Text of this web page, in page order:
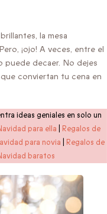
la mesa
¡ojo! A veces, entre el
puede decaer. No dejes
conviertan tu cena en
ideas geniales en solo un
para ella
Regalos de
para novia
Regalos de
baratos